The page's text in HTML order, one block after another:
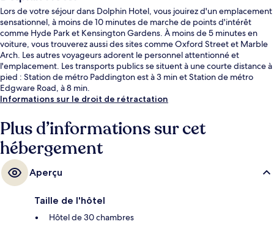
Lors de votre séjour dans Dolphin Hotel, vous jouirez d'un emplacement
sensationnel, à moins de 10 minutes de marche de points d'intérêt
comme Hyde Park et Kensington Gardens. À moins de 5 minutes en
voiture, vous trouverez aussi des sites comme Oxford Street et Marble
Arch. Les autres voyageurs adorent le personnel attentionné et
l'emplacement. Les transports publics se situent à une courte distance à
pied : Station de métro Paddington est à 3 min et Station de métro
Edgware Road, à 8 min.
Informations sur le droit de rétractation
Plus d’informations sur cet
hébergement
Aperçu
Taille de l'hôtel
Hôtel de 30 chambres